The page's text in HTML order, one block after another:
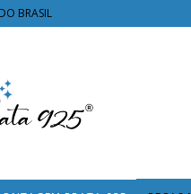
BRASIL